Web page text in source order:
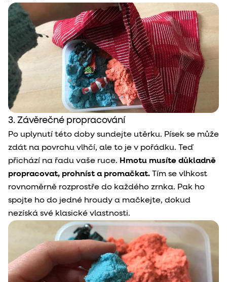
3. Závěrečné propracování
Po uplynutí této doby sundejte utěrku. Písek se může
zdát na povrchu vlhčí, ale to je v pořádku. Teď
přichází na řadu vaše ruce. Hmotu musíte důkladně
propracovat, prohníst a promačkat. Tím se vlhkost
rovnoměrně rozprostře do každého zrnka. Pak ho
spojte ho do jedné hroudy a mačkejte, dokud
nezíská své klasické vlastnosti.